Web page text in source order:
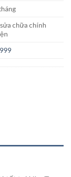
chữa chính